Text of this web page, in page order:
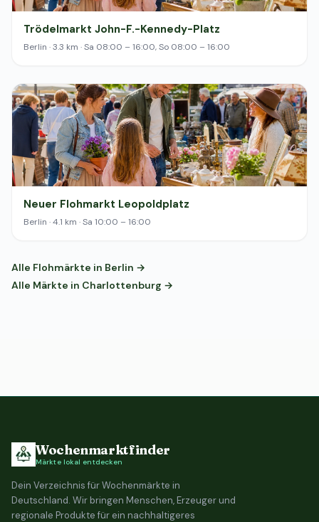
Trödelmarkt John-F.-Kennedy-Platz
Berlin · 3.3 km · Sa 08:00 – 16:00, So 08:00 – 16:00
Neuer Flohmarkt Leopoldplatz
Berlin · 4.1 km · Sa 10:00 – 16:00
Alle Flohmärkte in Berlin →
Alle Märkte in Charlottenburg →
Wochenmarktfinder
Märkte lokal entdecken
Dein Verzeichnis für Wochenmärkte in
Deutschland. Wir bringen Menschen, Erzeuger und
regionale Produkte für ein nachhaltigeres